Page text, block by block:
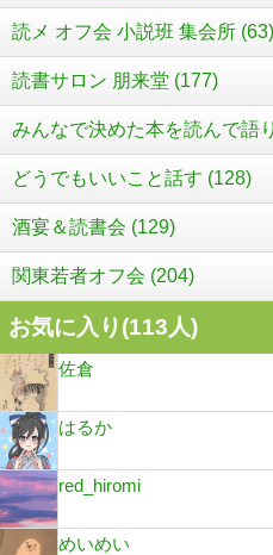
読メ オフ会 小説班 集会所 (63)
読書サロン 朋来堂 (177)
みんなで決めた本を読んで語
どうでもいいこと話す (128)
酒宴＆読書会 (129)
関東若者オフ会 (204)
お気に入り(113人)
佐倉
はるか
red_hiromi
めいめい